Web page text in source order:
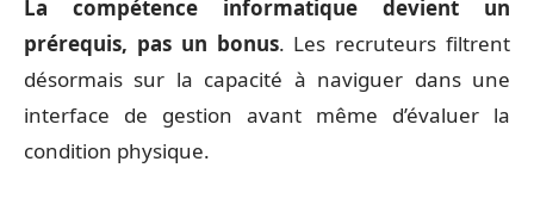
La compétence informatique devient un
prérequis, pas un bonus. Les recruteurs filtrent
désormais sur la capacité à naviguer dans une
interface de gestion avant même d’évaluer la
condition physique.